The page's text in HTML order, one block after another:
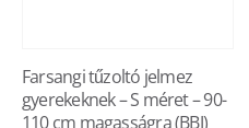
Farsangi tűzoltó jelmez
gyerekeknek – S méret – 90-
110 cm magasságra (BBJ)